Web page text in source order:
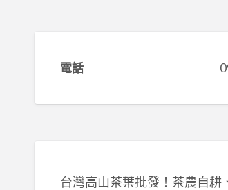
電話
台灣高山茶葉批發！茶農自耕